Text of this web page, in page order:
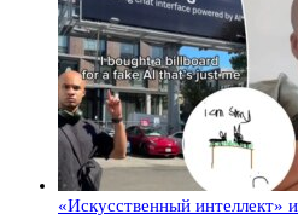
«Искусственный интеллект»